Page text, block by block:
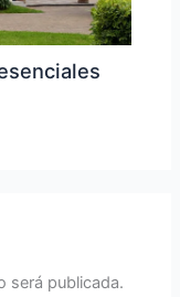
será publicada.